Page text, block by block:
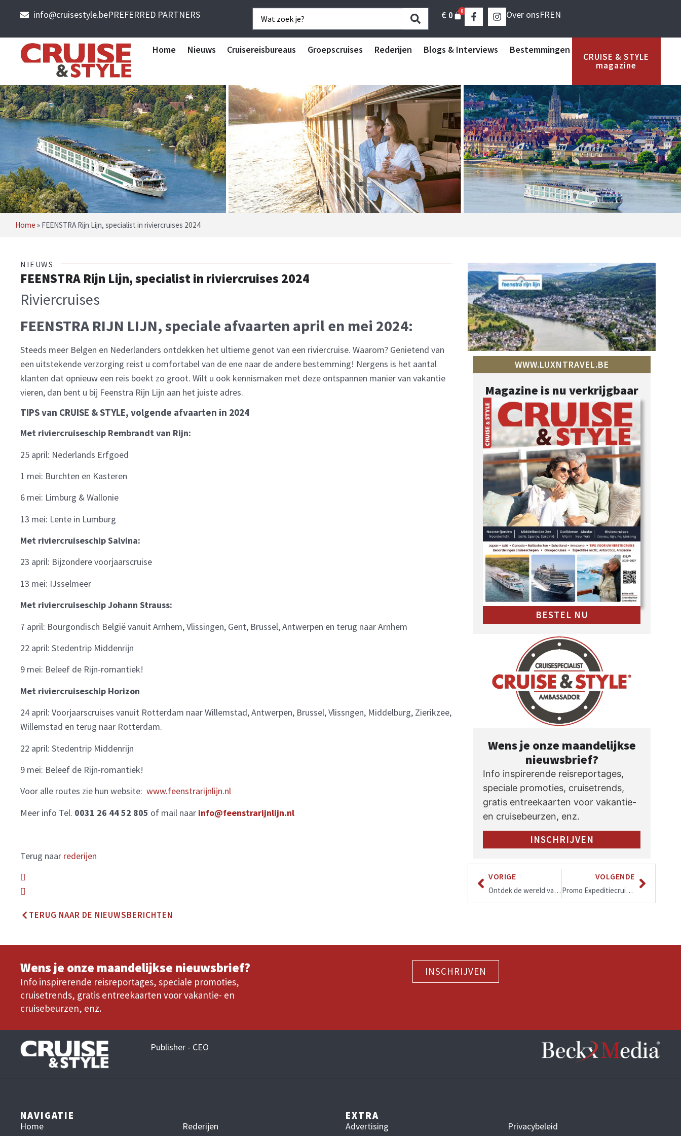
info@cruisestyle.bePREFERRED PARTNERS € 0 0 Over onsFREN
Home Nieuws Cruisereisbureaus Groepscruises Rederijen Blogs & Interviews Bestemmingen
CRUISE & STYLE
magazine
Home » FEENSTRA Rijn Lijn, specialist in riviercruises 2024
NIEUWS
FEENSTRA Rijn Lijn, specialist in riviercruises 2024
Riviercruises
FEENSTRA RIJN LIJN, speciale afvaarten april en mei 2024:
Steeds meer Belgen en Nederlanders ontdekken het ultieme genot van een riviercruise. Waarom? Genietend van
een uitstekende verzorging reist u comfortabel van de ene naar de andere bestemming! Nergens is het aantal
klanten dat opnieuw een reis boekt zo groot. Wilt u ook kennismaken met deze ontspannen manier van vakantie
vieren, dan bent u bij Feenstra Rijn Lijn aan het juiste adres.
TIPS van CRUISE & STYLE, volgende afvaarten in 2024
Met riviercruiseschip Rembrandt van Rijn:
25 april: Nederlands Erfgoed
1 mei: Burchten en Kasteren
6 mei: Limburg & Wallonie
13 mei: Lente in Lumburg
Met riviercruiseschip Salvina:
23 april: Bijzondere voorjaarscruise
13 mei: IJsselmeer
Met riviercruiseschip Johann Strauss:
7 april: Bourgondisch België vanuit Arnhem, Vlissingen, Gent, Brussel, Antwerpen en terug naar Arnhem
22 april: Stedentrip Middenrijn
9 mei: Beleef de Rijn-romantiek!
Met riviercruiseschip Horizon
24 april: Voorjaarscruises vanuit Rotterdam naar Willemstad, Antwerpen, Brussel, Vlissngen, Middelburg, Zierikzee,
Willemstad en terug naar Rotterdam.
22 april: Stedentrip Middenrijn
9 mei: Beleef de Rijn-romantiek!
Voor alle routes zie hun website: www.feenstrarijnlijn.nl
Meer info Tel. 0031 26 44 52 805 of mail naar info@feenstrarijnlijn.nl
Terug naar rederijen
TERUG NAAR DE NIEUWSBERICHTEN
WWW.LUXNTRAVEL.BE
Magazine is nu verkrijgbaar
BESTEL NU
Wens je onze maandelijkse
nieuwsbrief?
Info inspirerende reisreportages,
speciale promoties, cruisetrends,
gratis entreekaarten voor vakantie-
en cruisebeurzen, enz.
INSCHRIJVEN
VORIGE
Ontdek de wereld van cruisen met CRUISE & STYLE 2025-2026, Editie 17
VOLGENDE
Promo Expeditiecruises Spitsbergen, IJsland, Groenland, Canada, Antarctica
Wens je onze maandelijkse nieuwsbrief?
Info inspirerende reisreportages, speciale promoties,
cruisetrends, gratis entreekaarten voor vakantie- en
cruisebeurzen, enz.
INSCHRIJVEN
Publisher - CEO
NAVIGATIE
Home
Rederijen
EXTRA
Advertising
Privacybeleid